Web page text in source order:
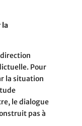
la
Pour
la situation
le dialogue
pas à